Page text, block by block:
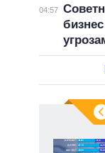
04:57